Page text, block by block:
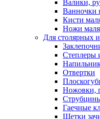
Валики,
Ванночки
Кисти
Ножи
Для столярных
Степлеры
Отвертки
Ножовки,
Гаечные
Щетки